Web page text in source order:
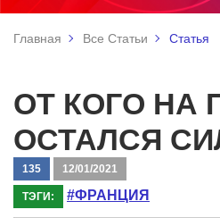
Главная Все Статьи Статья
ОТ КОГО НА
ОСТАЛСЯ
135 12/01/2021
ТЭГИ: #ФРАНЦИЯ